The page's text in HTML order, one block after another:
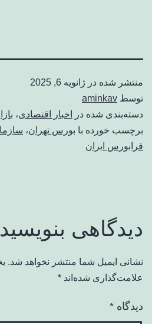
منتشر شده در ژانویه 6, 2025
توسط aminkav
دسته‌بندی شده در
اخبار اقتصادی،
برچسب خورده با بورس تهران،
فرا‌‌‌‌‌بورس ایران
دیدگاهی بنویسید
نشانی ایمیل شما منتشر نخواهد شد.
علامت‌گذاری شده‌اند *
دیدگاه *